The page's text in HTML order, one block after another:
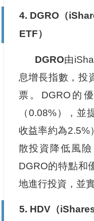
4. DGRO（
ETF）
DGRO由
息增長指數，投
票。DGRO的
（0.08%），並
收益率約為2.5%
散投資降低風
DGRO的特點和
地進行投資，並
5. HDV（